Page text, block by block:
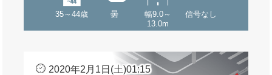
35～44歳 曇
幅9.0～
13.0m
信号なし
2020年2月1日(土)01:15